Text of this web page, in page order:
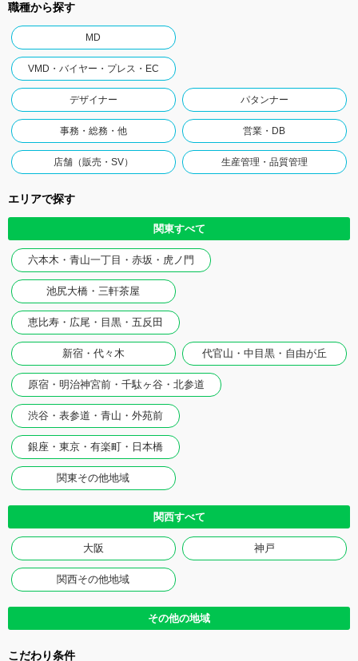
職種から探す
MD
VMD・バイヤー・プレス・EC
デザイナー パタンナー
事務・総務・他 営業・DB
店舗（販売・SV） 生産管理・品質管理
エリアで探す
関東すべて
六本木・青山一丁目・赤坂・虎ノ門
池尻大橋・三軒茶屋
恵比寿・広尾・目黒・五反田
新宿・代々木 代官山・中目黒・自由が丘
原宿・明治神宮前・千駄ヶ谷・北参道
渋谷・表参道・青山・外苑前
銀座・東京・有楽町・日本橋
関東その他地域
関西すべて
大阪 神戸
関西その他地域
その他の地域
こだわり条件